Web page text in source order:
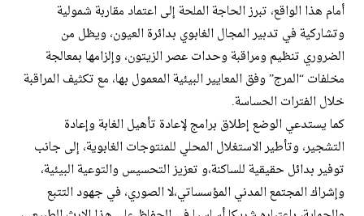
أمام هذا الواقع، تبرز الحاجة الملحة إلى اعتماد مقاربة شمولية
وتشاركية في تدبير المجال الغابوي بدائرة العيون، ويظل من
الضروري تنظيم ومراقبة وحدات عصر الزيتون، وإلزامها بمعالجة
مخلفات “المرج” وفق المعايير البيئية المعمول بها، مع تكثيف المراقبة
خلال الفترات الحساسة.
كما يستدعي الوضع إطلاق برامج لإعادة تأهيل الغابة وإعادة
التشجير، وتأطير الاستغلال المحلي للمنتوجات الغابوية، إلى جانب
توفير بدائل حقيقية للساكنة،و تعزيز التحسيس والتوعية البيئية،
وإشراك المجتمع المدني المؤسساتي،لا الصوري، في جهود التتبع